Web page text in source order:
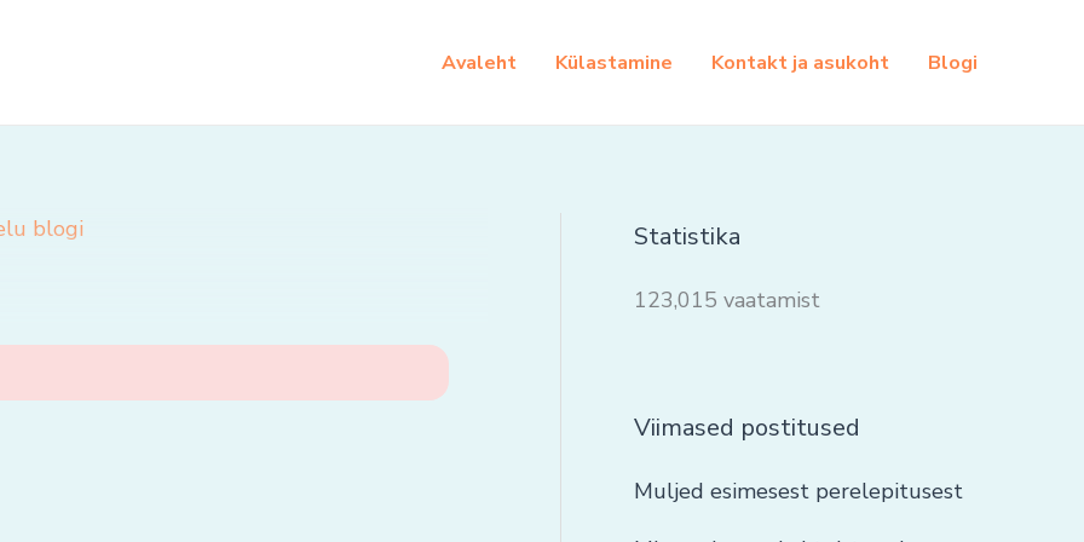
Avaleht Külastamine Kontakt ja asukoht Blogi
blogi Statistika
123,015 vaatamist
Viimased postitused
Muljed esimesest perelepitusest